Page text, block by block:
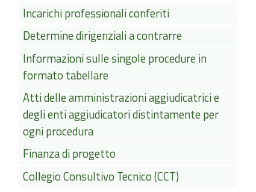
Incarichi professionali conferiti
Determine dirigenziali a contrarre
Informazioni sulle singole procedure in
formato tabellare
Atti delle amministrazioni aggiudicatrici e
degli enti aggiudicatori distintamente per
ogni procedura
Finanza di progetto
Collegio Consultivo Tecnico (CCT)